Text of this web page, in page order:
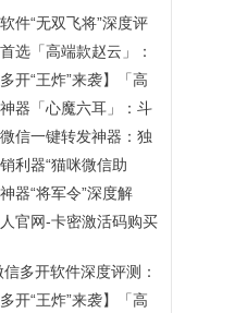
件“无双飞将”深度评
天退换，拍拍卡激活
选「高端款赵云」：
8073包，7天退换认
城
开“王炸”来袭】「高
正式码+斗战神807
全防封，多开自由触
器「心魔六耳」：斗
退换，认准拍拍卡激
信一键转发神器：独
月卡季卡半年卡年卡
退换！
利器“猫咪微信助
模块功能全解析，多
器“将军令”深度解
+TF外侧码，微商营销
官网-卡密激活码购买
多开软件深度评测：
全解析，TestFlight
开“王炸”来袭】「高